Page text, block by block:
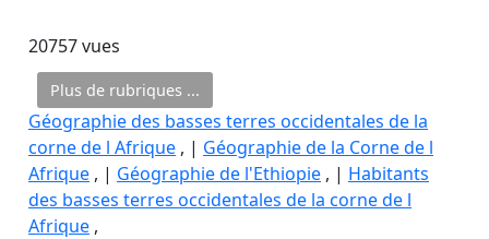
20757 vues
Plus de rubriques ...
Géographie des basses terres occidentales de la
corne de l Afrique , | Géographie de la Corne de l
Afrique , | Géographie de l'Ethiopie , | Habitants
des basses terres occidentales de la corne de l
Afrique ,